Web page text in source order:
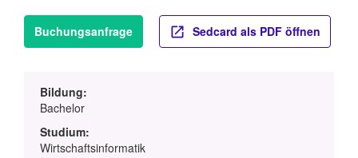
Buchungsanfrage Sedcard als PDF öffnen
Bildung:
Bachelor
Studium:
Wirtschaftsinformatik